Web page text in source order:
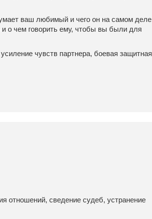
ваш любимый и чего он на самом деле
о чем говорить ему, чтобы вы были для
чувств партнера, боевая защитная
отношений, сведение судеб, устранение